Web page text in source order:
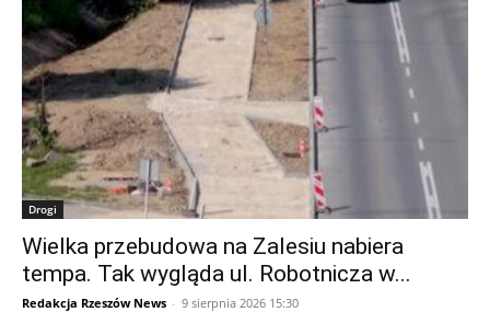
Drogi
Wielka przebudowa na Zalesiu nabiera
tempa. Tak wygląda ul. Robotnicza w...
Redakcja Rzeszów News - 9 sierpnia 2026 15:30